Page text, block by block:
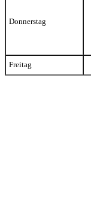
Donnerstag
Freitag